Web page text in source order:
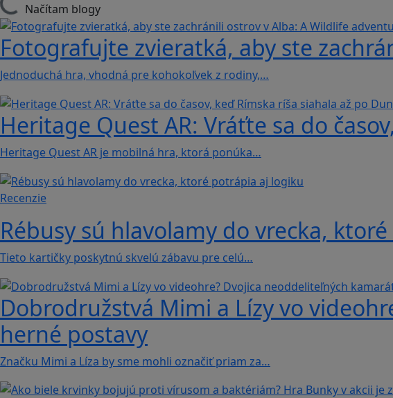
Načítam blogy
Fotografujte zvieratká, aby ste
Jednoduchá hra, vhodná pre kohokoľvek z rodiny,…
Heritage Quest AR: Vráťte sa do
Heritage Quest AR je mobilná hra, ktorá ponúka…
Recenzie
Rébusy sú hlavolamy do vrecka,
Tieto kartičky poskytnú skvelú zábavu pre celú…
Dobrodružstvá Mimi a Lízy vo
herné postavy
Značku Mimi a Líza by sme mohli označiť priam za…